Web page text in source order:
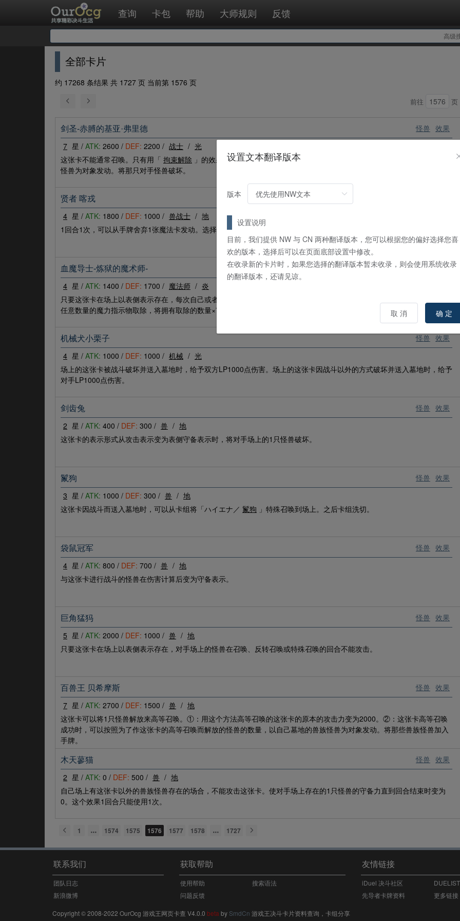
查询 卡包 帮助 大师规则 反馈
高级
全部卡片
约 17268 条结果 共 1727 页 当前第 1576 页
前往 页
怪兽 效果
剑圣-赤膊的基亚·弗里德
7 星 / ATK: 2600 / DEF: 2200 / 战士 / 光
这张卡不能通常召唤。只有用「 拘束解除 」的效果才能特殊召唤。①：这张卡被装备装备卡的场合，必定以对手场上的1只
怪兽为对象发动。将那只对手怪兽破坏。
贤者 喀戎
4 星 / ATK: 1800 / DEF: 1000 / 兽战士 / 地
1回合1次，可以从手牌舍弃1张魔法卡发动。选择对手场上的1张魔法陷阱卡破坏。
怪兽 效果
血魔导士-炼狱的魔术师-
4 星 / ATK: 1400 / DEF: 1700 / 魔法师 / 炎
只要这张卡在场上以表侧表示存在，每次自己或者对手发动魔法卡就在这张卡上放置1个魔力指示物。可以将这张卡放置的
任意数量的魔力指示物取除，将拥有取除的数量×700点以下的攻击力的场上的以表侧表示存在的1只怪兽破坏。
怪兽 效果
机械犬小栗子
4 星 / ATK: 1000 / DEF: 1000 / 机械 / 光
场上的这张卡被战斗破坏并送入墓地时，给予双方LP1000点伤害。场上的这张卡因战斗以外的方式破坏并送入墓地时，给予
对手LP1000点伤害。
怪兽 效果
剑齿兔
2 星 / ATK: 400 / DEF: 300 / 兽 / 地
这张卡的表示形式从攻击表示变为表侧守备表示时，将对手场上的1只怪兽破坏。
怪兽 效果
鬣狗
3 星 / ATK: 1000 / DEF: 300 / 兽 / 地
这张卡因战斗而送入墓地时，可以从卡组将「ハイエナ／ 鬣狗 」特殊召唤到场上。之后卡组洗切。
怪兽 效果
袋鼠冠军
4 星 / ATK: 800 / DEF: 700 / 兽 / 地
与这张卡进行战斗的怪兽在伤害计算后变为守备表示。
怪兽 效果
巨角猛犸
5 星 / ATK: 2000 / DEF: 1000 / 兽 / 地
只要这张卡在场上以表侧表示存在，对手场上的怪兽在召唤、反转召唤或特殊召唤的回合不能攻击。
怪兽 效果
百兽王 贝希摩斯
7 星 / ATK: 2700 / DEF: 1500 / 兽 / 地
这张卡可以将1只怪兽解放来高等召唤。①：用这个方法高等召唤的这张卡的原本的攻击力变为2000。②：这张卡高等召唤
成功时，可以按照为了作这张卡的高等召唤而解放的怪兽的数量，以自己墓地的兽族怪兽为对象发动。将那些兽族怪兽加入
手牌。
怪兽 效果
木天蓼猫
2 星 / ATK: 0 / DEF: 500 / 兽 / 地
自己场上有这张卡以外的兽族怪兽存在的场合，不能攻击这张卡。使对手场上存在的1只怪兽的守备力直到回合结束时变为
0。这个效果1回合只能使用1次。
1 1574 1575 1576 1577 1578 1727
联系我们
团队日志
新浪微博
获取帮助
使用帮助
搜索语法
问题反馈
友情链接
iDuel 决斗社区
先导者卡牌资料
更多链接
Copyright © 2008-2022 OurOcg 游戏王网页卡查 V4.0.0 beta by SmdCn 游戏王决斗卡片资料查询，卡组分享
设置文本翻译版本
版本
设置说明
目前，我们提供 NW 与 CN 两种翻译版本，您可以根据您的偏好选择您喜
欢的版本，选择后可以在页面底部设置中修改。
在收录新的卡片时，如果您选择的翻译版本暂未收录，则会使用系统收录
的翻译版本，还请见谅。
取 消 确 定